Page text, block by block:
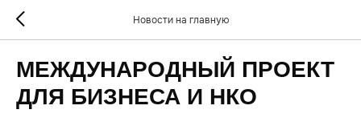
Новости на главную
МЕЖДУНАРОДНЫЙ ПРОЕКТ
ДЛЯ БИЗНЕСА И НКО